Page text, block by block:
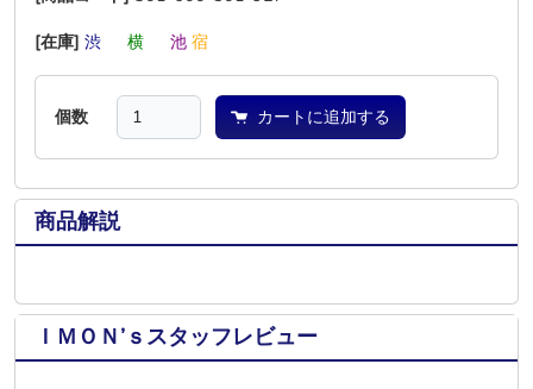
[在庫] 渋 横 池 宿
個数 カートに追加する
商品解説
ＩＭＯＮ’ｓスタッフレビュー